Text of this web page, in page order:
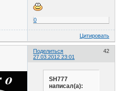
0
Цитировать
Поделиться
42
27.03.2012 23:01
SH777
написал(а):